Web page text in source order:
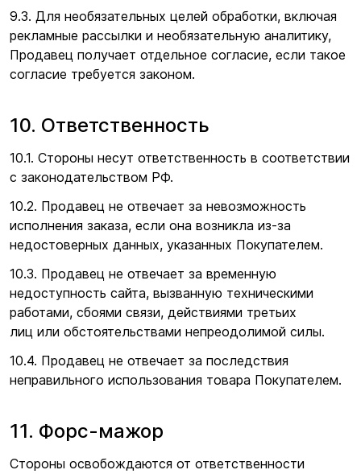
9.3. Для необязательных целей обработки, включая
рекламные рассылки и необязательную аналитику,
Продавец получает отдельное согласие, если такое
согласие требуется законом.
10. Ответственность
10.1. Стороны несут ответственность в соответствии
с законодательством РФ.
10.2. Продавец не отвечает за невозможность
исполнения заказа, если она возникла из-за
недостоверных данных, указанных Покупателем.
10.3. Продавец не отвечает за временную
недоступность сайта, вызванную техническими
работами, сбоями связи, действиями третьих
лиц или обстоятельствами непреодолимой силы.
10.4. Продавец не отвечает за последствия
неправильного использования товара Покупателем.
11. Форс-мажор
Стороны освобождаются от ответственности